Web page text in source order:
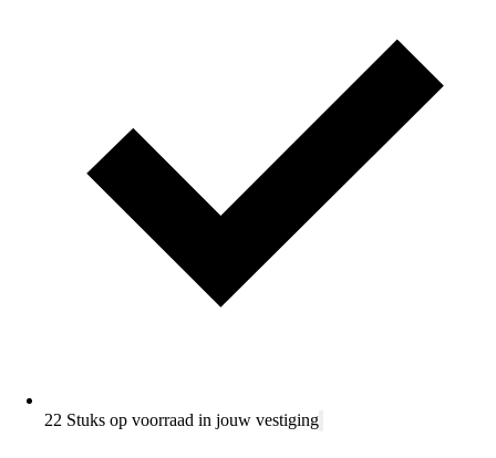
22 Stuks op voorraad in jouw vestiging